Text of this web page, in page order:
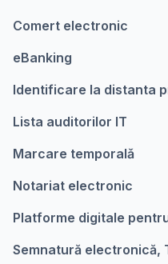
Comert electronic
eBanking
Identificare la distanta
Lista auditorilor IT
Marcare temporalǎ
Notariat electronic
Platforme digitale
Semnatură electronică,